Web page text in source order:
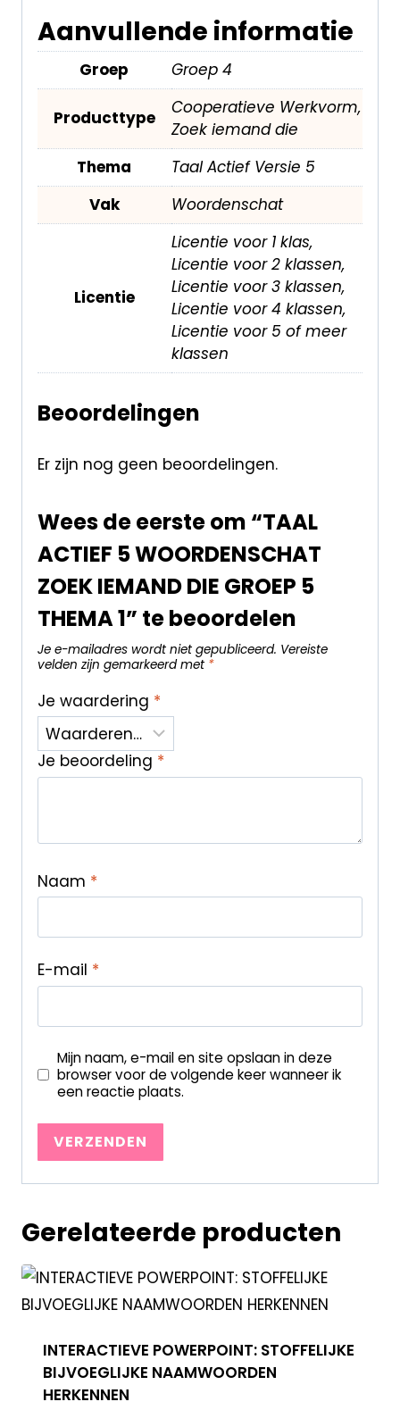
Aanvullende informatie
Groep Groep 4
Producttype
Cooperatieve Werkvorm,
Zoek iemand die
Thema
Taal Actief Versie 5
Vak
Woordenschat
Licentie
Licentie voor 1 klas,
Licentie voor 2 klassen,
Licentie voor 3 klassen,
Licentie voor 4 klassen,
Licentie voor 5 of meer
klassen
Beoordelingen
Er zijn nog geen beoordelingen.
Wees de eerste om “TAAL
ACTIEF 5 WOORDENSCHAT
ZOEK IEMAND DIE GROEP 5
THEMA 1” te beoordelen
Je e-mailadres wordt niet gepubliceerd. Vereiste
velden zijn gemarkeerd met *
Je waardering *
Je beoordeling *
Naam *
E-mail *
Mijn naam, e-mail en site opslaan in deze
browser voor de volgende keer wanneer ik
een reactie plaats.
Gerelateerde producten
INTERACTIEVE POWERPOINT: STOFFELIJKE
BIJVOEGLIJKE NAAMWOORDEN
HERKENNEN